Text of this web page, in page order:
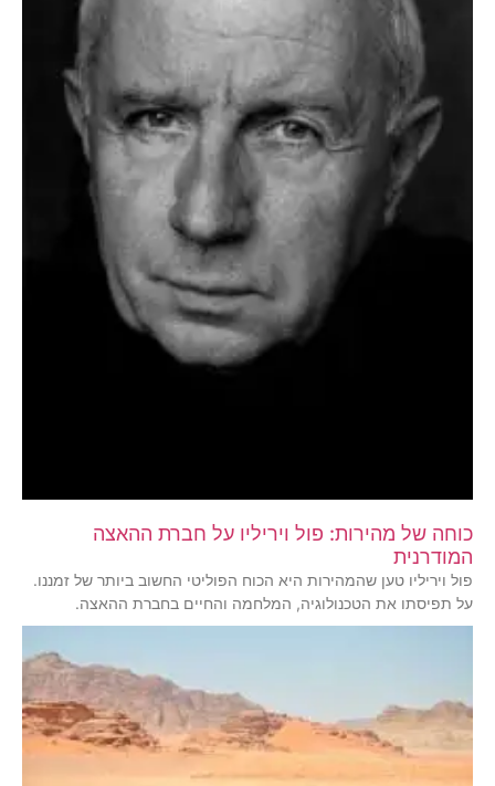
כוחה של מהירות: פול ויריליו על חברת ההאצה
המודרנית
פול ויריליו טען שהמהירות היא הכוח הפוליטי החשוב ביותר של זמננו.
על תפיסתו את הטכנולוגיה, המלחמה והחיים בחברת ההאצה.